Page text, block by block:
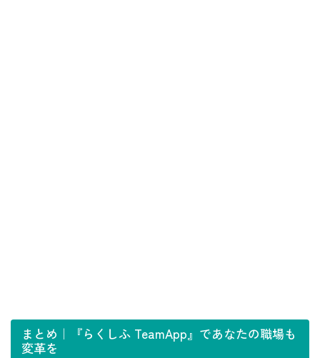
まとめ｜『らくしふ TeamApp』であなたの職場も
変革を